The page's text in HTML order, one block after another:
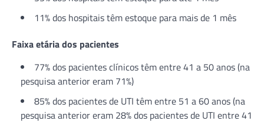
11% dos hospitais têm estoque para mais de 1 mês
Faixa etária dos pacientes
77% dos pacientes clínicos têm entre 41 a 50 anos (na
pesquisa anterior eram 71%)
85% dos pacientes de UTI têm entre 51 a 60 anos (na
pesquisa anterior eram 28% dos pacientes de UTI entre 41